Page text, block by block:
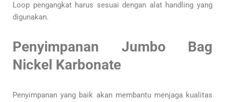
Loop pengangkat harus sesuai dengan alat handling yang
digunakan.
Penyimpanan Jumbo Bag
Nickel Karbonate
Penyimpanan yang baik akan membantu menjaga kualitas